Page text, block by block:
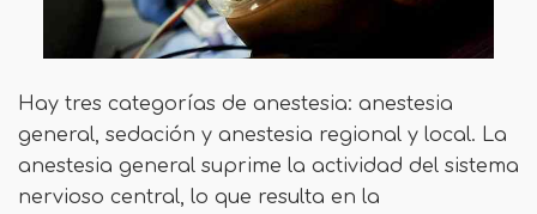
Hay tres categorías de anestesia: anestesia
general, sedación y anestesia regional y local. La
anestesia general suprime la actividad del sistema
nervioso central, lo que resulta en la